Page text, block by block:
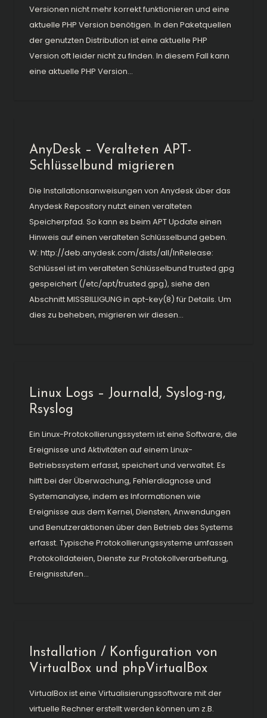
Versionen nicht mehr korrekt funktionieren und eine
aktuelle PHP Version benötigen. In den Paketquellen
der genutzten Distribution ist eine aktuelle PHP
Version oft leider nicht zu finden. In diesem Fall kann
eine aktuelle PHP Version...
AnyDesk – Veralteten APT-
Schlüsselbund migrieren
Die Installationsanweisungen von Anydesk über das
Anydesk Repository nutzt einen veralteten
Speicherpfad. So kann es beim APT Update einen
Hinweis auf einen veralteten Schlüsselbund geben.
W: http://deb.anydesk.com/dists/all/InRelease:
Schlüssel ist im veralteten Schlüsselbund trusted.gpg
gespeichert (/etc/apt/trusted.gpg), siehe den
Abschnitt MISSBILLIGUNG in apt-key(8) für Details. Um
dies zu beheben, migrieren wir diesen...
Linux Logs – Journald, Syslog-ng,
Rsyslog
Ein Linux-Protokollierungssystem ist eine Software, die
Ereignisse und Aktivitäten auf einem Linux-
Betriebssystem erfasst, speichert und verwaltet. Es
hilft bei der Überwachung, Fehlerdiagnose und
Systemanalyse, indem es Informationen wie
Ereignisse aus dem Kernel, Diensten, Anwendungen
und Benutzeraktionen über den Betrieb des Systems
erfasst. Typische Protokollierungssysteme umfassen
Protokolldateien, Dienste zur Protokollverarbeitung,
Ereignisstufen...
Installation / Konfiguration von
VirtualBox und phpVirtualBox
VirtualBox ist eine Virtualisierungssoftware mit der
virtuelle Rechner erstellt werden können um z.B.